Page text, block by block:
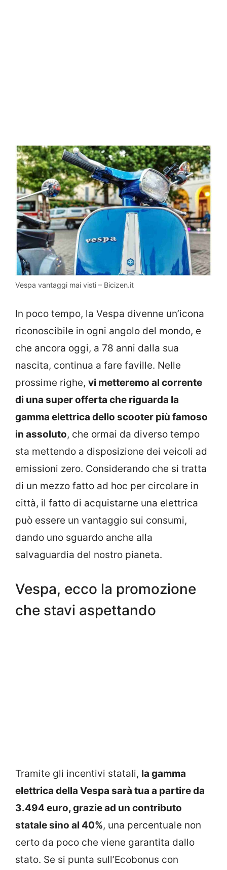
Vespa vantaggi mai visti – Bicizen.it
In poco tempo, la Vespa divenne un’icona
riconoscibile in ogni angolo del mondo, e
che ancora oggi, a 78 anni dalla sua
nascita, continua a fare faville. Nelle
prossime righe, vi metteremo al corrente
di una super offerta che riguarda la
gamma elettrica dello scooter più famoso
in assoluto, che ormai da diverso tempo
sta mettendo a disposizione dei veicoli ad
emissioni zero. Considerando che si tratta
di un mezzo fatto ad hoc per circolare in
città, il fatto di acquistarne una elettrica
può essere un vantaggio sui consumi,
dando uno sguardo anche alla
salvaguardia del nostro pianeta.
Vespa, ecco la promozione
che stavi aspettando
Tramite gli incentivi statali, la gamma
elettrica della Vespa sarà tua a partire da
3.494 euro, grazie ad un contributo
statale sino al 40%, una percentuale non
certo da poco che viene garantita dallo
stato. Se si punta sull’Ecobonus con